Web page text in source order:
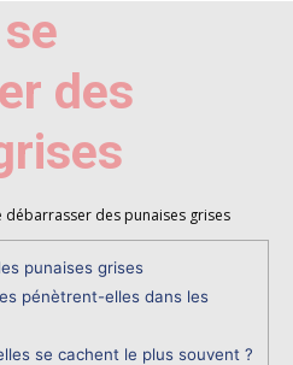
des
débarrasser des punaises grises
punaises grises
pénètrent-elles dans les
se cachent le plus souvent ?